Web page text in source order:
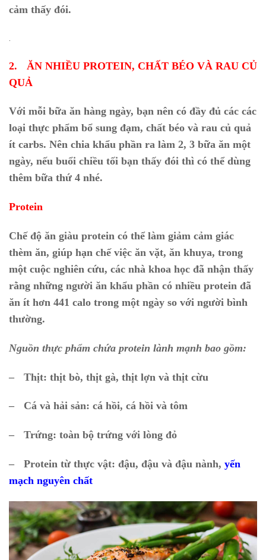
cảm thấy đói.
.
2.
ĂN NHIỀU PROTEIN, CHẤT BÉO VÀ RAU CỦ
QUẢ
Với mỗi bữa ăn hàng ngày, bạn nên có đầy đủ các các
loại thực phẩm bổ sung đạm, chất béo và rau củ quả
ít carbs. Nên chia khẩu phần ra làm 2, 3 bữa ăn một
ngày, nếu buổi chiều tối bạn thấy đói thì có thể dùng
thêm bữa thứ 4 nhé.
Protein
Chế độ ăn giàu protein có thể làm giảm cảm giác
thèm ăn, giúp hạn chế việc ăn vặt, ăn khuya, trong
một cuộc nghiên cứu, các nhà khoa học đã nhận thấy
rằng những người ăn khẩu phần có nhiều protein đã
ăn ít hơn 441 calo trong một ngày so với người bình
thường.
Nguồn thực phẩm chứa protein lành mạnh bao gồm:
– Thịt: thịt bò, thịt gà, thịt lợn và thịt cừu
– Cá và hải sản: cá hồi, cá hồi và tôm
– Trứng: toàn bộ trứng với lòng đỏ
– Protein từ thực vật: đậu, đậu và đậu nành, yến
mạch nguyên chất